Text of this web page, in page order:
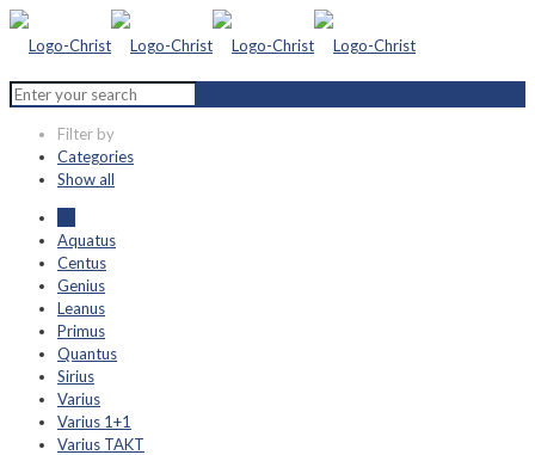
Filter by
Categories
Show all
Aquatus
Centus
Genius
Leanus
Primus
Quantus
Sirius
Varius
Varius 1+1
Varius TAKT